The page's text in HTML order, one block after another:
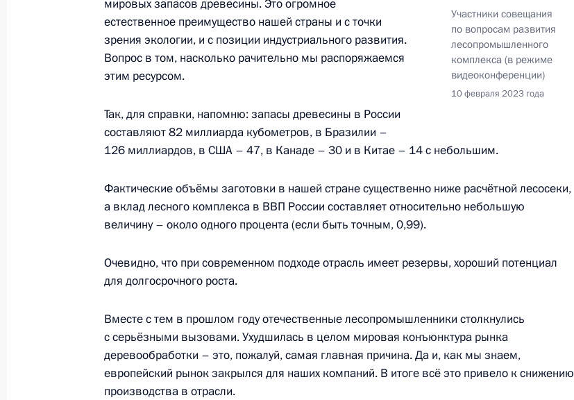
6 июня 2019 года, 19:30
Совещание с членами Правительства
Московский дом национальностей
25 января 2019 года, 20:30
Заседание президиума Совета по межнациональным
отношениям
13 июля 2018 года, 17:00
Совещание о подготовке к универсиаде 2019 года
Участники совещания
по вопросам развития
лесопромышленного
комплекса (в режиме
видеоконференции)
10 февраля 2023 года
мировых запасов древесины. Это огромное
естественное преимущество нашей страны и с точки
зрения экологии, и с позиции индустриального развития.
Вопрос в том, насколько рачительно мы распоряжаемся
этим ресурсом.
Так, для справки, напомню: запасы древесины в России
составляют 82 миллиарда кубометров, в Бразилии –
126 миллиардов, в США – 47, в Канаде – 30 и в Китае – 14 с небольшим.
Фактические объёмы заготовки в нашей стране существенно ниже расчётной лесосеки,
а вклад лесного комплекса в ВВП России составляет относительно небольшую
величину – около одного процента (если быть точным, 0,99).
Очевидно, что при современном подходе отрасль имеет резервы, хороший потенциал
для долгосрочного роста.
Вместе с тем в прошлом году отечественные лесопромышленники столкнулись
с серьёзными вызовами. Ухудшилась в целом мировая конъюнктура рынка
деревообработки – это, пожалуй, самая главная причина. Да и, как мы знаем,
европейский рынок закрылся для наших компаний. В итоге всё это привело к снижению
производства в отрасли.